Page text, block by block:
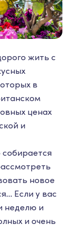
жить с
в
ценах
и
собирается
новое
Если у вас
неделю и
и очень